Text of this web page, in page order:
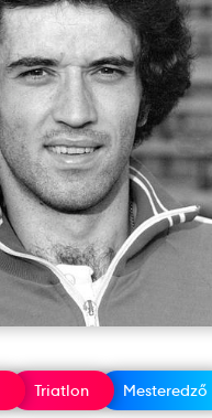
Triatlon Mesteredző